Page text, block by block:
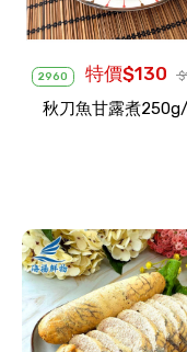
2960 特價$130
秋刀魚甘露煮